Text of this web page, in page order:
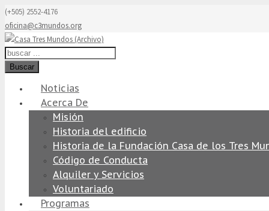
(+505) 2552-4176
oficina@c3mundos.org
Buscar
Noticias
Acerca De
Misión
Historia del edificio
Historia de la Fundación Casa de los Tres
Código de Conducta
Alquiler y Servicios
Voluntariado
Programas